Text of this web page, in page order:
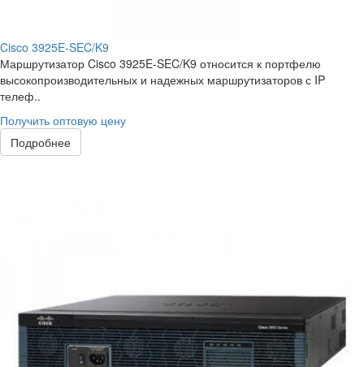
Cisco 3925E-SEC/K9
Маршрутизатор Cisco 3925E-SEC/K9 относится к портфелю
высокопроизводительных и надежных маршрутизаторов с IP
телеф..
Получить оптовую цену
Подробнее